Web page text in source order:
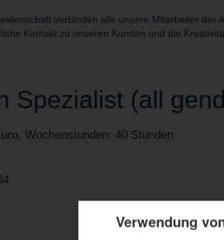
Verwendung
verbinden alle unsere Mitarbeiter
Kontakt zu unseren Kunden und die
Spezialist (all
Wochenstunden: 40 Stunden